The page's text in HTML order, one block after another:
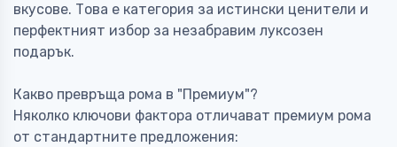
вкусове. Това е категория за истински ценители и
перфектният избор за незабравим луксозен
подарък.
Какво превръща рома в "Премиум"?
Няколко ключови фактора отличават премиум рома
от стандартните предложения: